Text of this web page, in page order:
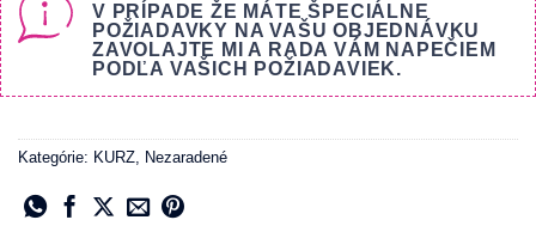
V PRÍPADE ŽE MÁTE ŠPECIÁLNE
POŽIADAVKY NA VAŠU OBJEDNÁVKU
ZAVOLAJTE MI A RADA VÁM NAPEČIEM
PODĽA VAŠICH POŽIADAVIEK.
Kategórie: KURZ, Nezaradené